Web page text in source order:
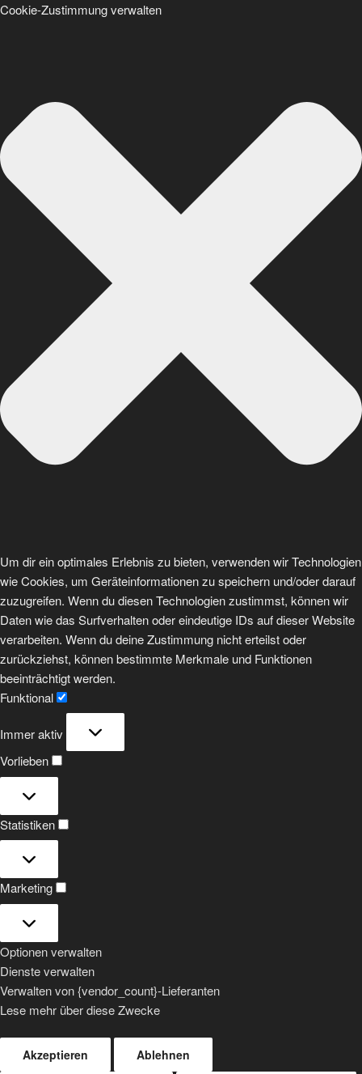
Cookie-Zustimmung verwalten
Um dir ein optimales Erlebnis zu bieten, verwenden wir Technologien
wie Cookies, um Geräteinformationen zu speichern und/oder darauf
zuzugreifen. Wenn du diesen Technologien zustimmst, können wir
Daten wie das Surfverhalten oder eindeutige IDs auf dieser Website
verarbeiten. Wenn du deine Zustimmung nicht erteilst oder
zurückziehst, können bestimmte Merkmale und Funktionen
beeinträchtigt werden.
Funktional
Immer aktiv
Vorlieben
Statistiken
Marketing
Optionen verwalten
Dienste verwalten
Verwalten von {vendor_count}-Lieferanten
Lese mehr über diese Zwecke
Akzeptieren Ablehnen